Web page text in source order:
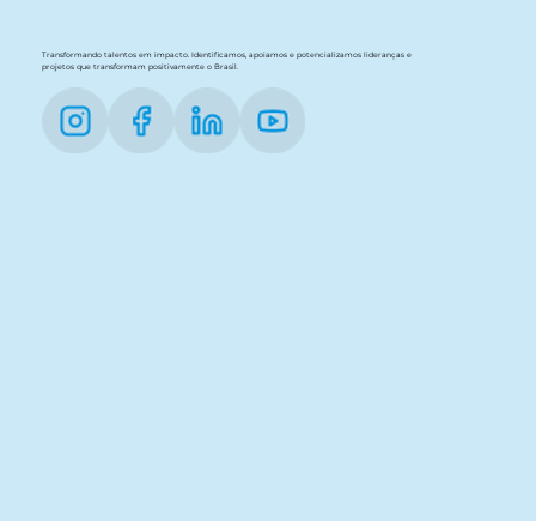
Transformando talentos em impacto. Identificamos, apoiamos e potencializamos lideranças e
projetos que transformam positivamente o Brasil.